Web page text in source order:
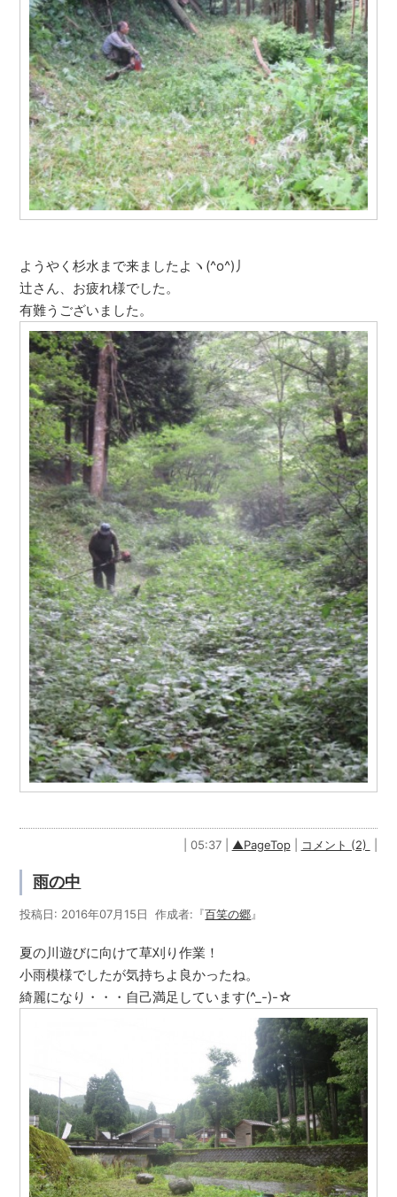
ようやく杉水まで来ましたよヽ(^o^)丿
辻さん、お疲れ様でした。
有難うございました。
| 05:37 | ▲PageTop| コメント (2)
雨の中
投稿日: 2016年07月15日 作成者:『百笑の郷』
夏の川遊びに向けて草刈り作業！
小雨模様でしたが気持ちよ良かったね。
綺麗になり・・・自己満足しています(^_-)-☆